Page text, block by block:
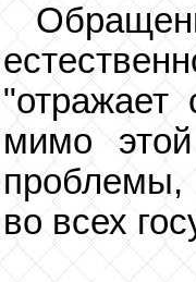
"отражает
мимо
проблемы,
во всех